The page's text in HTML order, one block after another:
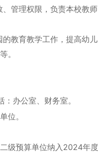
管理权限，负责本校教
教育教学工作，提高幼
。
办公室、财务室。
位。
级预算单位纳入2024年